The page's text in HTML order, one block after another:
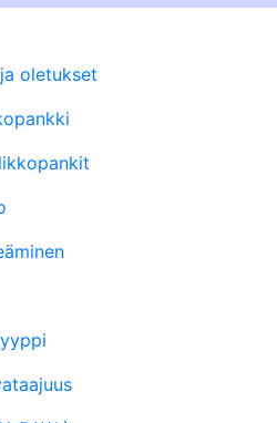
oletukset